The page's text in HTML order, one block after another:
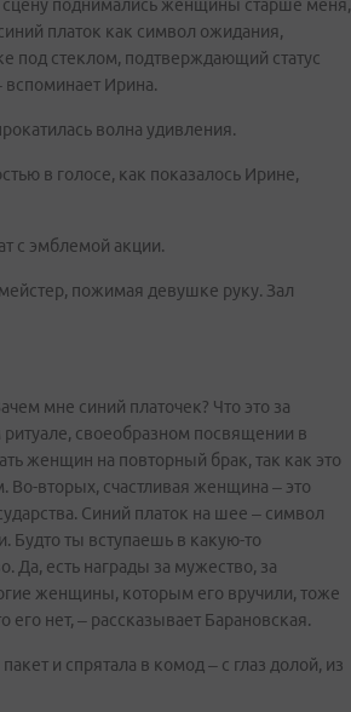
сцену поднимались женщины старше меня,
платок как символ ожидания,
под стеклом, подтверждающий статус
Ирина.
волна удивления.
в голосе, как показалось Ирине,
с эмблемой акции.
пожимая девушке руку. Зал
мне синий платочек? Что это за
ритуале, своеобразном посвящении в
женщин на повторный брак, так как это
вторых, счастливая женщина – это
Синий платок на шее – символ
Будто ты вступаешь в какую-то
Да, есть награды за мужество, за
женщины, которым его вручили, тоже
его нет, – рассказывает Барановская.
и спрятала в комод – с глаз долой, из